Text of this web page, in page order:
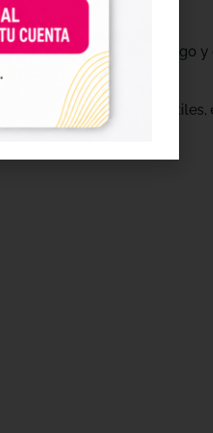
renovar su catálogo
y públicos.
frases, diseños infantiles,